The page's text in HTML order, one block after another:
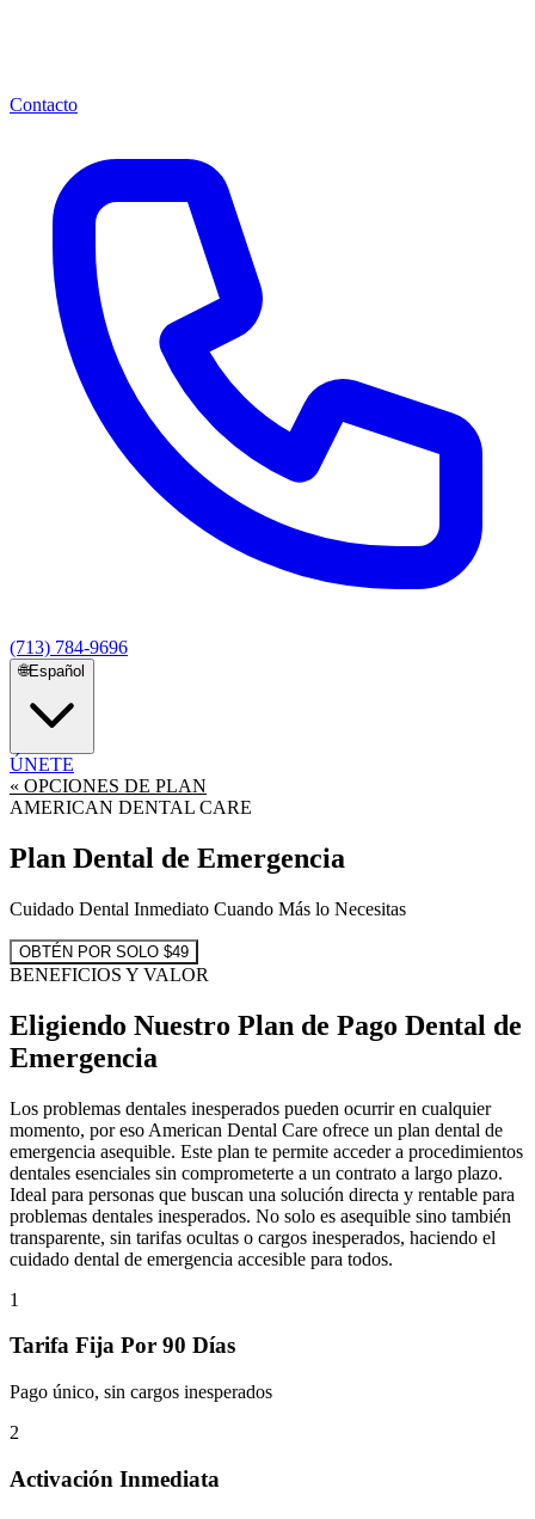
Contacto
(713) 784-9696
🌐Español
ÚNETE
« OPCIONES DE PLAN
AMERICAN DENTAL CARE
Plan Dental de Emergencia
Cuidado Dental Inmediato Cuando Más lo Necesitas
OBTÉN POR SOLO $49
BENEFICIOS Y VALOR
Eligiendo Nuestro Plan de Pago Dental de
Emergencia
Los problemas dentales inesperados pueden ocurrir en cualquier
momento, por eso American Dental Care ofrece un plan dental de
emergencia asequible. Este plan te permite acceder a procedimientos
dentales esenciales sin comprometerte a un contrato a largo plazo.
Ideal para personas que buscan una solución directa y rentable para
problemas dentales inesperados. No solo es asequible sino también
transparente, sin tarifas ocultas o cargos inesperados, haciendo el
cuidado dental de emergencia accesible para todos.
1
Tarifa Fija Por 90 Días
Pago único, sin cargos inesperados
2
Activación Inmediata